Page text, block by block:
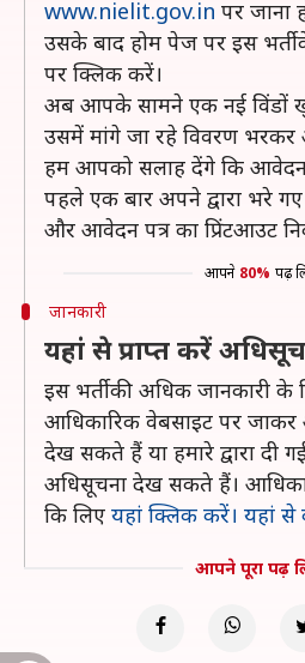
www.nielit.gov.in पर जाना
उसके बाद होम पेज पर इस भर्ती
पर क्लिक करें।
अब आपके सामने एक नई विंडों
उसमें मांगे जा रहे विवरण
हम आपको सलाह देंगे कि आवेदन
पहले एक बार अपने द्वारा भरे
और आवेदन पत्र का प्रिंटआउट
आपने 80% पढ़
जानकारी
यहां से प्राप्त करें
इस भर्ती की अधिक जानकारी के
आधिकारिक वेबसाइट पर
देख सकते हैं या हमारे द्वारा दी
अधिसूचना देख सकते हैं।
कि लिए यहां क्लिक करें। यहां से
आपने पूरा पढ़